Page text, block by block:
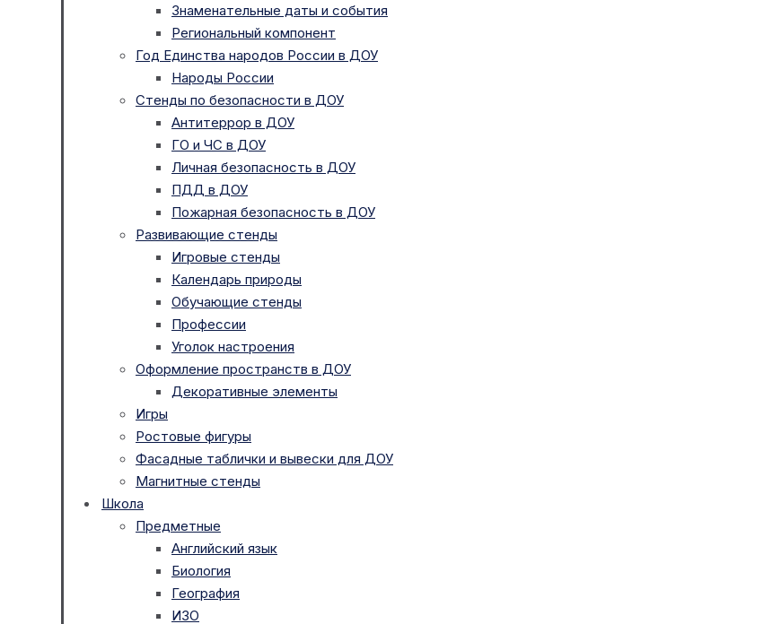
Знаменательные даты и события
Региональный компонент
Год Единства народов России в ДОУ
Народы России
Стенды по безопасности в ДОУ
Антитеррор в ДОУ
ГО и ЧС в ДОУ
Личная безопасность в ДОУ
ПДД в ДОУ
Пожарная безопасность в ДОУ
Развивающие стенды
Игровые стенды
Календарь природы
Обучающие стенды
Профессии
Уголок настроения
Оформление пространств в ДОУ
Декоративные элементы
Игры
Ростовые фигуры
Фасадные таблички и вывески для ДОУ
Магнитные стенды
Школа
Предметные
Английский язык
Биология
География
ИЗО